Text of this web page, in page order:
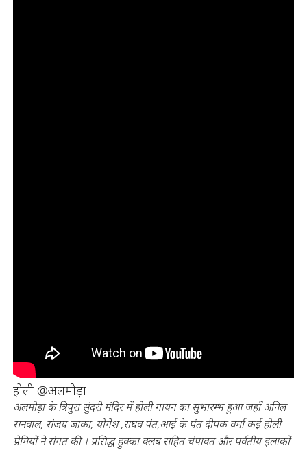
होली @अलमोड़ा
अलमोड़ा के त्रिपुरा सुंदरी मंदिर में होली गायन का सुभारम्भ हुआ जहाँ अनिल
सनवाल, संजय जाका, योगेश ,राघव पंत,आई के पंत दीपक वर्मा कई होली
प्रेमियों ने संगत की । प्रसिद्ध हुक्का क्लब सहित चंपावत और पर्वतीय इलाकों